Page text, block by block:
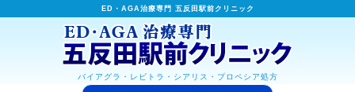
ED・AGA治療専門 五反田駅前クリニック
バイアグラ・レビトラ・シアリス・プロペシア処方